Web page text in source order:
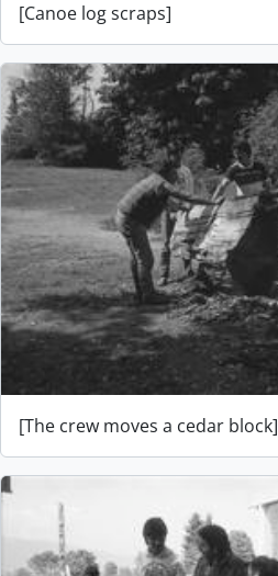
[Canoe log scraps]
[The crew moves a cedar block]